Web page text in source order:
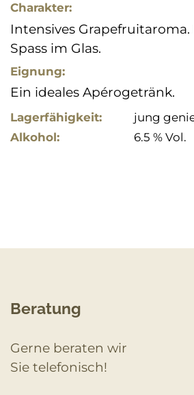
Charakter:
Intensives
Spass im Glas.
Eignung:
Ein ideales Apérogetränk.
Lagerfähigkeit:
jung
Alkohol:
6.5 % Vol.
Beratung
Gerne beraten wir
Sie telefonisch!